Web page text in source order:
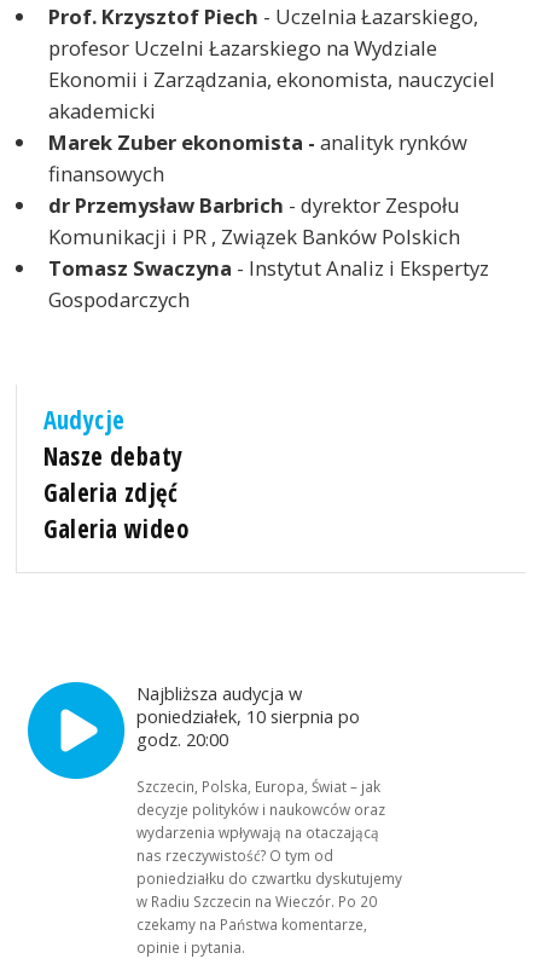
Prof. Krzysztof Piech - Uczelnia Łazarskiego,
profesor Uczelni Łazarskiego na Wydziale
Ekonomii i Zarządzania, ekonomista, nauczyciel
akademicki
Marek Zuber ekonomista - analityk rynków
finansowych
dr Przemysław Barbrich - dyrektor Zespołu
Komunikacji i PR , Związek Banków Polskich
Tomasz Swaczyna - Instytut Analiz i Ekspertyz
Gospodarczych
Audycje
Nasze debaty
Galeria zdjęć
Galeria wideo
Najbliższa audycja w
poniedziałek, 10 sierpnia po
godz. 20:00
Szczecin, Polska, Europa, Świat – jak
decyzje polityków i naukowców oraz
wydarzenia wpływają na otaczającą
nas rzeczywistość? O tym od
poniedziałku do czwartku dyskutujemy
w Radiu Szczecin na Wieczór. Po 20
czekamy na Państwa komentarze,
opinie i pytania.